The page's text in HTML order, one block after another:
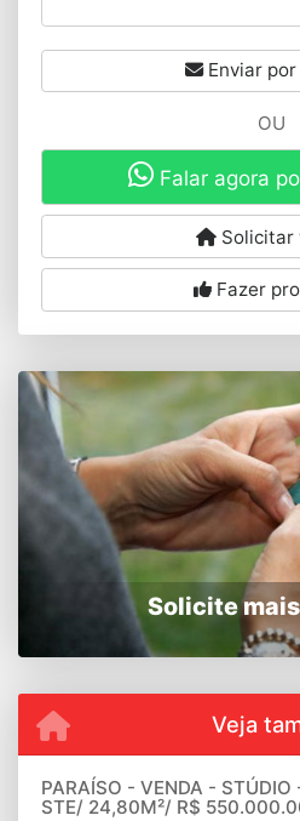
Enviar
OU
Falar agora
Solicitar
Fazer
Solicite
Veja
PARAÍSO - VENDA - STÚDIO
STE/ 24,80M²/ R$